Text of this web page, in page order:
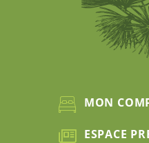
MON
ESPACE